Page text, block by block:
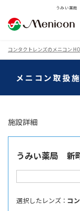
うみい薬局
コンタクトレンズのメニコン
メニコン取扱
施設詳細
うみい薬局 新
選択したレンズ ： コ